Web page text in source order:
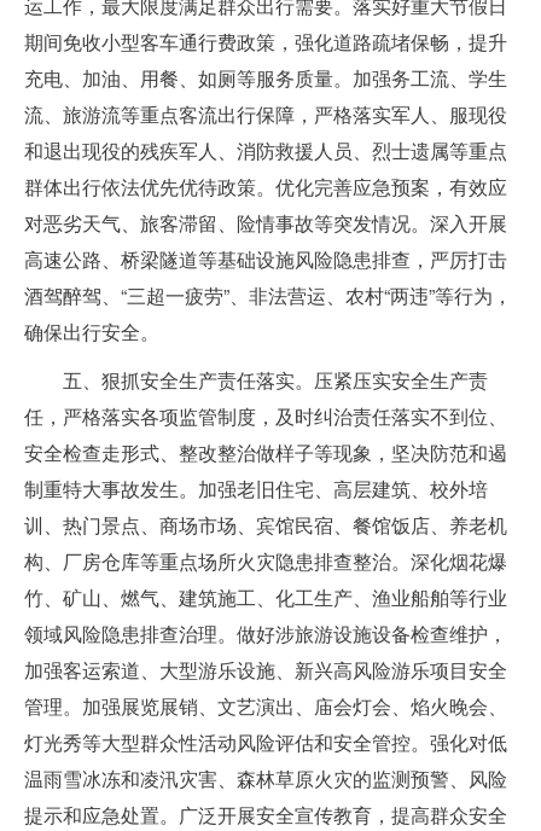
运工作，最大限度满足群众出行需要。落实好重大节假日
期间免收小型客车通行费政策，强化道路疏堵保畅，提升
充电、加油、用餐、如厕等服务质量。加强务工流、学生
流、旅游流等重点客流出行保障，严格落实军人、服现役
和退出现役的残疾军人、消防救援人员、烈士遗属等重点
群体出行依法优先优待政策。优化完善应急预案，有效应
对恶劣天气、旅客滞留、险情事故等突发情况。深入开展
高速公路、桥梁隧道等基础设施风险隐患排查，严厉打击
酒驾醉驾、“三超一疲劳”、非法营运、农村“两违”等行为，
确保出行安全。
五、狠抓安全生产责任落实。压紧压实安全生产责
任，严格落实各项监管制度，及时纠治责任落实不到位、
安全检查走形式、整改整治做样子等现象，坚决防范和遏
制重特大事故发生。加强老旧住宅、高层建筑、校外培
训、热门景点、商场市场、宾馆民宿、餐馆饭店、养老机
构、厂房仓库等重点场所火灾隐患排查整治。深化烟花爆
竹、矿山、燃气、建筑施工、化工生产、渔业船舶等行业
领域风险隐患排查治理。做好涉旅游设施设备检查维护，
加强客运索道、大型游乐设施、新兴高风险游乐项目安全
管理。加强展览展销、文艺演出、庙会灯会、焰火晚会、
灯光秀等大型群众性活动风险评估和安全管控。强化对低
温雨雪冰冻和凌汛灾害、森林草原火灾的监测预警、风险
提示和应急处置。广泛开展安全宣传教育，提高群众安全